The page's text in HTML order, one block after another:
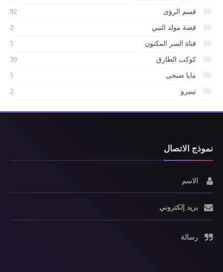
قسم الرؤى 92
قصة مولد النبي 2
قناة السر المكنون 5
كوكب الطارق 39
مايا صبحى 5
نيبيرو 2
نموذج الاتصال
الاسم
بريد إلكتروني
رسالة